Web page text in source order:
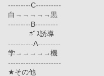
---------C----------
白→→→→→黒
---------B---------
ﾎﾞｽ誘導
----------A---------
学→→→→→機
---------------------
★その他